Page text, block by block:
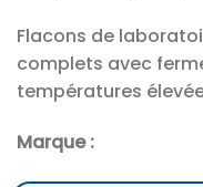
Flacons de
complets avec
températures
Marque :